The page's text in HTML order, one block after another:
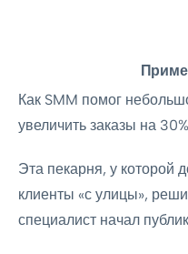
Как SMM помог
увеличить заказы на
Эта пекарня, у которой
клиенты «с улицы»,
специалист начал